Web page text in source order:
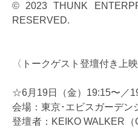
© 2023 THUNK
RESERVED.
〈トークゲスト登壇付き上
☆6月19日（金）19:15〜／
会場：東京･エビスガーデン
登壇者：KEIKO WALKER